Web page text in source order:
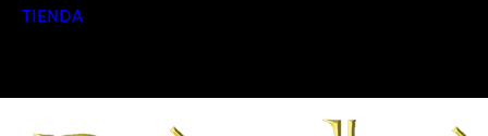
TIENDA